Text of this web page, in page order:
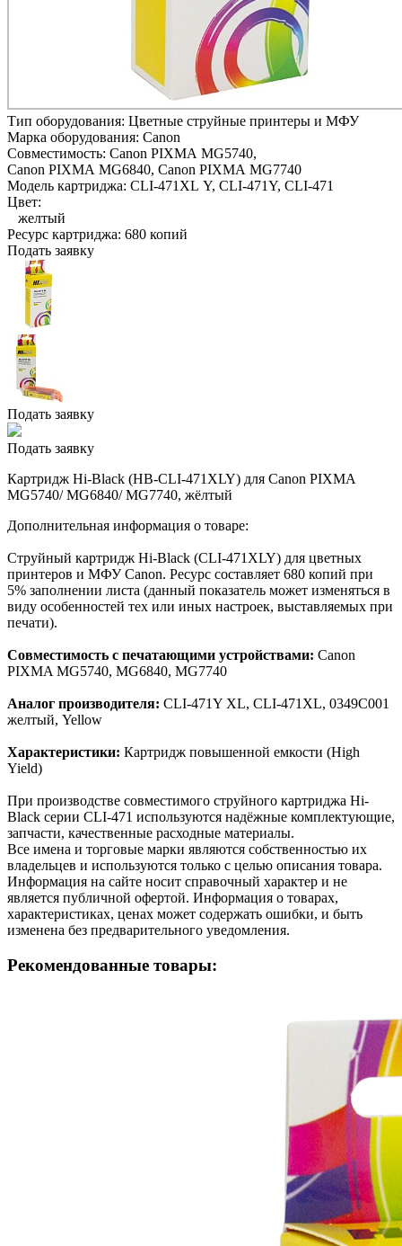
Тип оборудования: Цветные струйные принтеры и МФУ
Марка оборудования: Canon
Совместимость: Canon PIXMA MG5740,
Canon PIXMA MG6840, Canon PIXMA MG7740
Модель картриджа: CLI-471XL Y, CLI-471Y, CLI-471
Цвет:
желтый
Ресурс картриджа: 680 копий
Подать заявку
Подать заявку
Подать заявку
Картридж Hi-Black (HB-CLI-471XLY) для Canon PIXMA
MG5740/ MG6840/ MG7740, жёлтый
Дополнительная информация о товаре:
Струйный картридж Hi-Black (CLI-471XLY) для цветных
принтеров и МФУ Canon. Ресурс составляет 680 копий при
5% заполнении листа (данный показатель может изменяться в
виду особенностей тех или иных настроек, выставляемых при
печати).
Совместимость с печатающими устройствами: Canon
PIXMA MG5740, MG6840, MG7740
Аналог производителя: CLI-471Y XL, CLI-471XL, 0349C001
желтый, Yellow
Характеристики: Картридж повышенной емкости (High
Yield)
При производстве совместимого струйного картриджа Hi-
Black серии CLI-471 используются надёжные комплектующие,
запчасти, качественные расходные материалы.
Все имена и торговые марки являются собственностью их
владельцев и используются только с целью описания товара.
Информация на сайте носит справочный характер и не
является публичной офертой. Информация о товарах,
характеристиках, ценах может содержать ошибки, и быть
изменена без предварительного уведомления.
Рекомендованные товары: